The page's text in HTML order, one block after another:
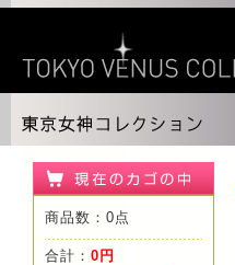
商品数：0点
合計： 0円